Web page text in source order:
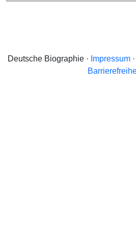
Deutsche Biographie · Impressum·